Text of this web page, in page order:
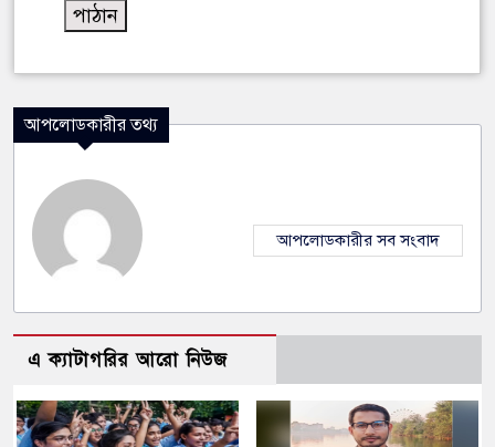
আপলোডকারীর তথ্য
আপলোডকারীর সব সংবাদ
এ ক্যাটাগরির আরো নিউজ